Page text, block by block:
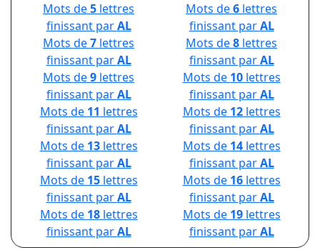
Mots de5 lettres
finissant parAL
Mots de6 lettres
finissant parAL
Mots de7 lettres
finissant parAL
Mots de8 lettres
finissant parAL
Mots de9 lettres
finissant parAL
Mots de 10lettres
finissant parAL
Mots de 11 lettres
finissant parAL
Mots de 12lettres
finissant parAL
Mots de 13lettres
finissant parAL
Mots de 14lettres
finissant parAL
Mots de 15lettres
finissant parAL
Mots de 16lettres
finissant parAL
Mots de 18lettres
finissant parAL
Mots de 19lettres
finissant parAL